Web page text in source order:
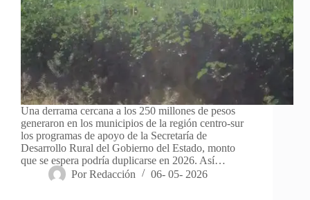
Una derrama cercana a los 250 millones de pesos
generaron en los municipios de la región centro-sur
los programas de apoyo de la Secretaría de
Desarrollo Rural del Gobierno del Estado, monto
que se espera podría duplicarse en 2026. Así…
Por Redacción 06- 05- 2026